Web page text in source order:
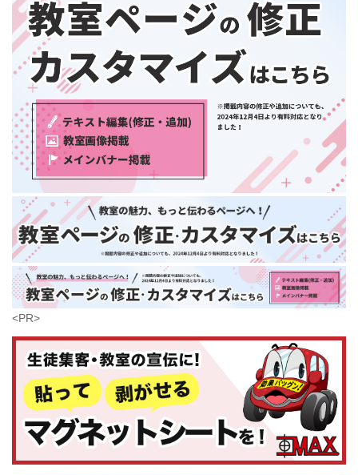
山口県
徳島県
香川県
愛媛県
高知県
九州・沖縄
福岡県
佐賀県
長崎県
熊本県
大分県
宮崎県
鹿児島県
沖縄県
芸術 (179)
コンピュータ・科学(441)
<PR>